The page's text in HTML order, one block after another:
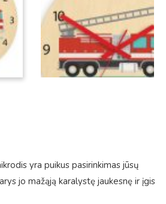
yra puikus pasirinkimas jūsų
jo mažąją karalystę jaukesnę ir įgis